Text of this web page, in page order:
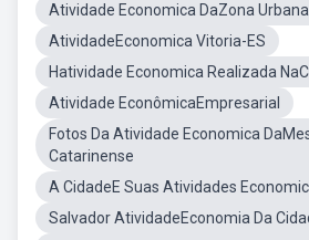
Atividade Economica DaZona
AtividadeEconomica Vitoria-ES
Hatividade Economica Realizada
Atividade EconômicaEmpresarial
Fotos Da Atividade Economica
Catarinense
A CidadeE Suas Atividades
Salvador AtividadeEconomia Da